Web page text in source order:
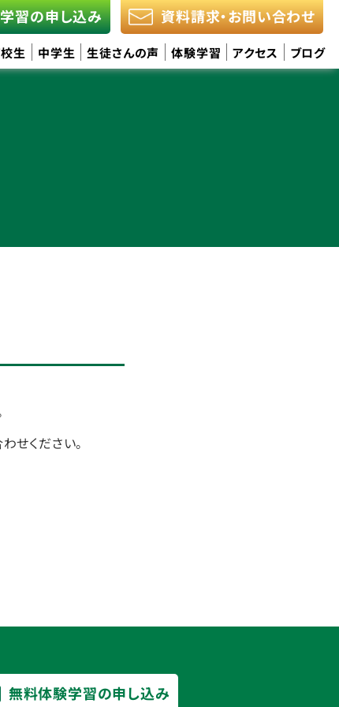
生 中学生 生徒さんの声 体験学習 アクセス ブログ
習の申し込み 資料請求・お問い合わせ
せください。
無料体験学習の申し込み